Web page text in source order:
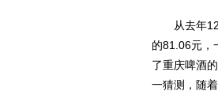
从去年12
的81.06元，
了重庆啤酒
一猜测，随